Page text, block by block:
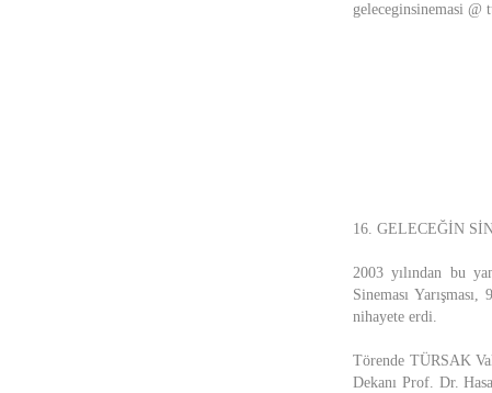
geleceginsinemasi @
16. GELECEĞİN
2003 yılından bu
Sineması
nihayete erdi.
Törende TÜRSAK
Dekanı Prof. Dr.